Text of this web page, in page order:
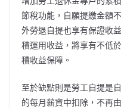
節稅功能，自願提繳金額
外勞退自提也享有保證收
積運用收益，將享有不低
積收益保障。
至於缺點則是勞工自提是
的每月薪資中扣除，不再